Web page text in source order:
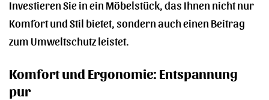
Investieren Sie in ein Möbelstück, das Ihnen nicht nur
Komfort und Stil bietet, sondern auch einen Beitrag
zum Umweltschutz leistet.
Komfort und Ergonomie: Entspannung
pur